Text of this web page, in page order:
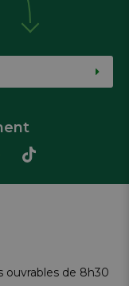
ouvrables de 8h30